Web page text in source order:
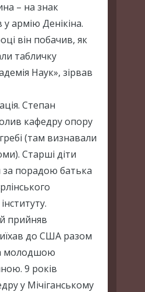
– на знак
армію Денікіна.
він побачив, як
табличку
Наук», зірвав
Степан
кафедру опору
(там визнавали
Старші діти
за порадою батька
прийняв
до США разом
молодшою
9 років
у Мічіганському